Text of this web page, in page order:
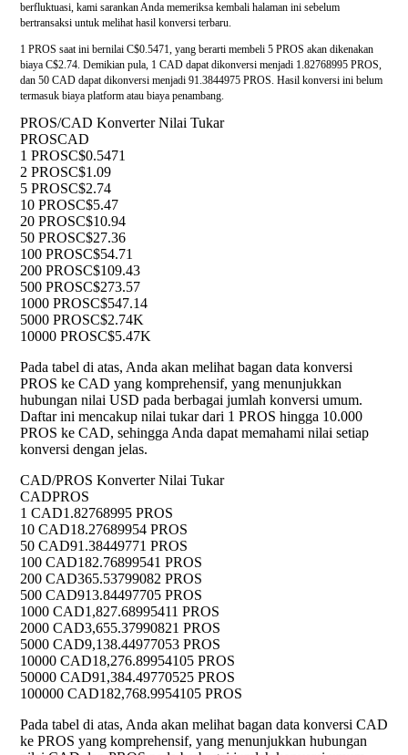
berfluktuasi, kami sarankan Anda memeriksa kembali halaman ini sebelum
bertransaksi untuk melihat hasil konversi terbaru.
1 PROS saat ini bernilai C$0.5471, yang berarti membeli 5 PROS akan dikenakan
biaya C$2.74. Demikian pula, 1 CAD dapat dikonversi menjadi 1.82768995 PROS,
dan 50 CAD dapat dikonversi menjadi 91.3844975 PROS. Hasil konversi ini belum
termasuk biaya platform atau biaya penambang.
PROS/CAD Konverter Nilai Tukar
PROSCAD
1 PROSC$0.5471
2 PROSC$1.09
5 PROSC$2.74
10 PROSC$5.47
20 PROSC$10.94
50 PROSC$27.36
100 PROSC$54.71
200 PROSC$109.43
500 PROSC$273.57
1000 PROSC$547.14
5000 PROSC$2.74K
10000 PROSC$5.47K
Pada tabel di atas, Anda akan melihat bagan data konversi
PROS ke CAD yang komprehensif, yang menunjukkan
hubungan nilai USD pada berbagai jumlah konversi umum.
Daftar ini mencakup nilai tukar dari 1 PROS hingga 10.000
PROS ke CAD, sehingga Anda dapat memahami nilai setiap
konversi dengan jelas.
CAD/PROS Konverter Nilai Tukar
CADPROS
1 CAD1.82768995 PROS
10 CAD18.27689954 PROS
50 CAD91.38449771 PROS
100 CAD182.76899541 PROS
200 CAD365.53799082 PROS
500 CAD913.84497705 PROS
1000 CAD1,827.68995411 PROS
2000 CAD3,655.37990821 PROS
5000 CAD9,138.44977053 PROS
10000 CAD18,276.89954105 PROS
50000 CAD91,384.49770525 PROS
100000 CAD182,768.9954105 PROS
Pada tabel di atas, Anda akan melihat bagan data konversi CAD
ke PROS yang komprehensif, yang menunjukkan hubungan